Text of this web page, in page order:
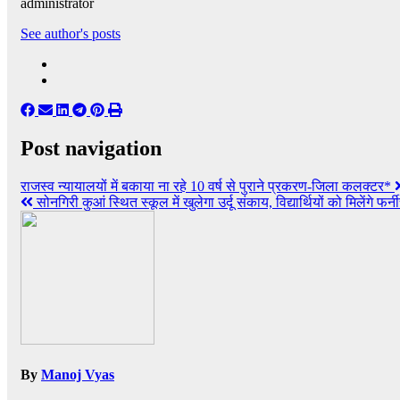
See author's posts
Post navigation
राजस्व न्यायालयों में बकाया ना रहे 10 वर्ष से पुराने प्रकरण-जिला कलक्टर*
सोनगिरी कुआं स्थित स्कूल में खुलेगा उर्दू संकाय, विद्यार्थियों को मिलेंगे
By Manoj Vyas